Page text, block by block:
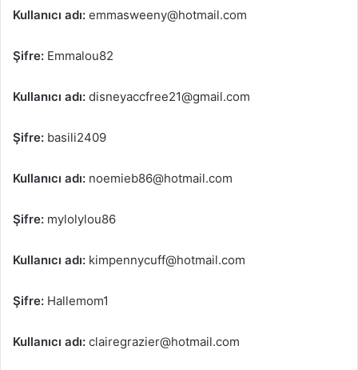
Kullanıcı adı: emmasweeny@hotmail.com
Şifre: Emmalou82
Kullanıcı adı: disneyaccfree21@gmail.com
Şifre: basili2409
Kullanıcı adı: noemieb86@hotmail.com
Şifre: mylolylou86
Kullanıcı adı: kimpennycuff@hotmail.com
Şifre: Hallemom1
Kullanıcı adı: clairegrazier@hotmail.com